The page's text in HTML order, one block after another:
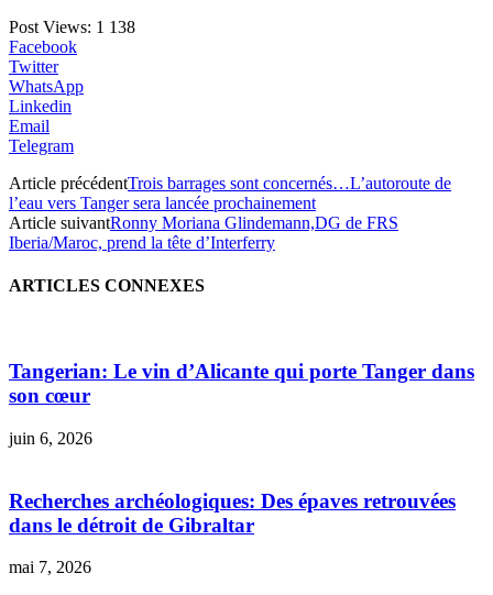
Post Views: 1 138
Facebook
Twitter
WhatsApp
Linkedin
Email
Telegram
Article précédentTrois barrages sont concernés…L’autoroute de
l’eau vers Tanger sera lancée prochainement
Article suivantRonny Moriana Glindemann,DG de FRS
Iberia/Maroc, prend la tête d’Interferry
ARTICLES CONNEXES
Tangerian: Le vin d’Alicante qui porte Tanger dans
son cœur
juin 6, 2026
Recherches archéologiques: Des épaves retrouvées
dans le détroit de Gibraltar
mai 7, 2026